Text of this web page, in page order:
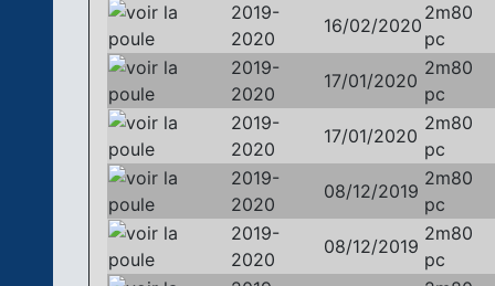
2019-
2020
16/02/2020
2m80
pc
2019-
2020
17/01/2020
2m80
pc
2019-
2020
17/01/2020
2m80
pc
2019-
2020
08/12/2019
2m80
pc
2019-
2020
08/12/2019
2m80
pc